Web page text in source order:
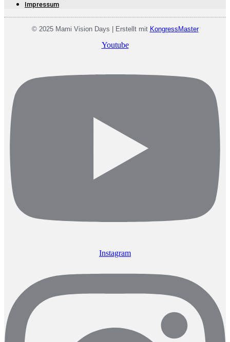
Impressum
© 2025 Mami Vision Days | Erstellt mit KongressMaster
Youtube
Instagram